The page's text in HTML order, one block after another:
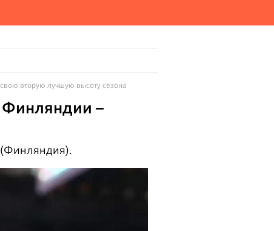
свою вторую лучшую высоту сезона
Финляндии –
(Финляндия).